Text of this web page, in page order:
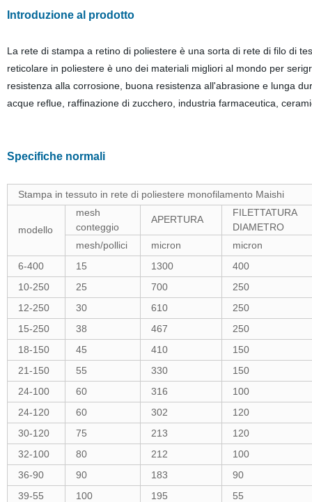
Introduzione al prodotto
La rete di stampa a retino di poliestere è una sorta di rete di filo di
reticolare in poliestere è uno dei materiali migliori al mondo per
resistenza alla corrosione, buona resistenza all'abrasione e lunga
acque reflue, raffinazione di zucchero, industria farmaceutica,
Specifiche normali
Stampa in tessuto in rete di poliestere monofilamento Maishi
modello
mesh
conteggio
APERTURA
FILETTATURA
DIAMETRO
mesh/pollici
micron
micron
6-400
15 1300
400
10-250
25 700
250
12-250
30 610
250
15-250
38 467
250
18-150
45 410
150
21-150
55 330
150
24-100
60 316
100
24-120
60 302
120
30-120
75 213
120
32-100
80 212
100
36-90
90 183
90
39-55
100 195
55